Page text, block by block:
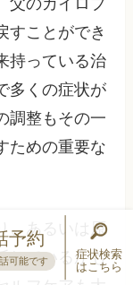
父のカイロプ
すことができ
持っている治
多くの症状が
調整もその一
ための重要な
、あるいは原
しているかも
予約
可能です
症状検索
はこちら